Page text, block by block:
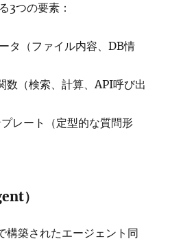
3つの要素：
タ（ファイル内容、DB情
数（検索、計算、API呼び出
レート（定型的な質問形
）
構築されたエージェント同